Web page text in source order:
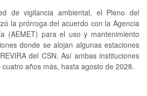
de vigilancia ambiental, el Pleno del
la prórroga del acuerdo con la Agencia
(AEMET) para el uso y mantenimiento
donde se alojan algunas estaciones
del CSN. Así ambas instituciones
años más, hasta agosto de 2028.